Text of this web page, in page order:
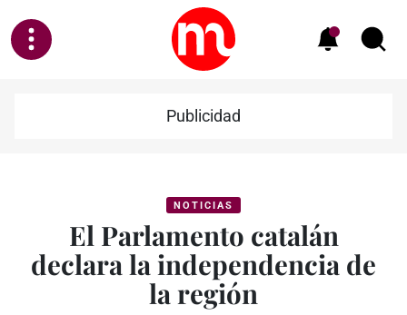
Publicidad
NOTICIAS
El Parlamento catalán
declara la independencia de
la región